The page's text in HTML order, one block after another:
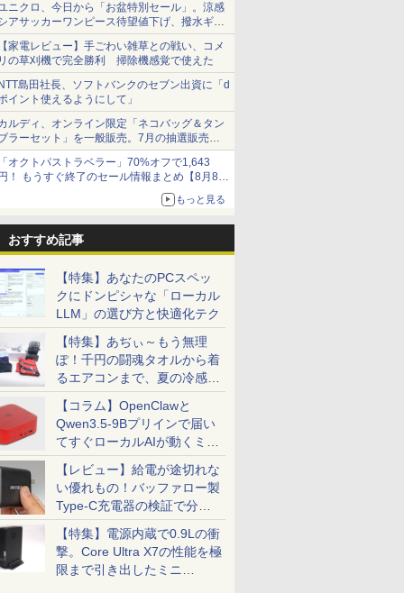
ニクロ、今日から「お盆特別セール」。涼感
アサッカーワンピース待望値下げ、撥水ギア
ョーツは1990円に
家電レビュー】手ごわい雑草との戦い、コメ
の草刈機で完全勝利 掃除機感覚で使えた
島田社長、ソフトバンクのセブン出資に「d
イント使えるようにして」
ルディ、オンライン限定「ネコバッグ＆タン
ラーセット」を一般販売。7月の抽選販売の
選無効分
オクトパストラベラー」70%オフで1,643
！ もうすぐ終了のセール情報まとめ【8月8日
ンテンドーeショップでは「大神 絶景版」が
もっと見る
おすすめ記事
【特集】あなたのPCスペッ
クにドンピシャな「ローカル
LLM」の選び方と快適化テク
【特集】あぢぃ～もう無理
ぽ！千円の闘魂タオルから着
るエアコンまで、夏の冷感グ
ッズ一挙紹介
【コラム】OpenClawと
Qwen3.5-9Bプリインで届い
てすぐローカルAIが動くミニ
PC「SER9 Pro」
【レビュー】給電が途切れな
い優れもの！バッファロー製
Type-C充電器の検証で分か
ったこと
【特集】電源内蔵で0.9Lの衝
撃。Core Ultra X7の性能を極
限まで引き出したミニ